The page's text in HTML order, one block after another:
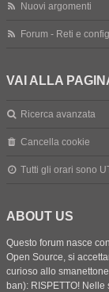
Nuovi argomenti
Forum - Reti e
VAI ALLA
Ricerca avanzata
Cancella cookie
Tutti gli orari sono
ABOUT US
Questo forum nasce
Open Source, si
curioso allo
ban): RISPETTO!